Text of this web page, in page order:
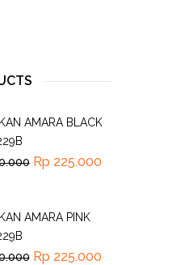
AMARA BLACK
Rp 225.000
AMARA PINK
Rp 225.000